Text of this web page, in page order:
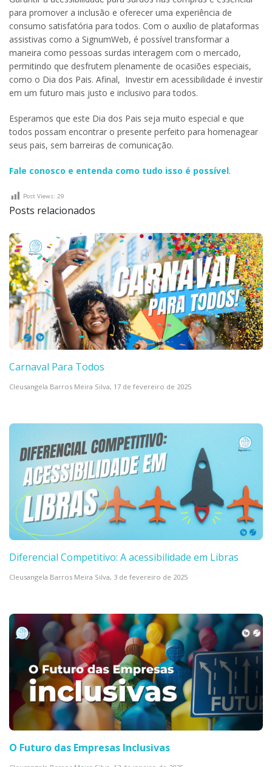
para promover a inclusão e oferecer uma experiência de
consumo satisfatória para todos. Com o auxílio de plataformas
assistivas como a SignumWeb, é possível transformar a
maneira como pessoas surdas interagem com o mercado,
permitindo que desfrutem plenamente de ocasiões especiais,
como o Dia dos Pais. Afinal, Investir em acessibilidade é investir
em um futuro mais justo e inclusivo para todos.
Esperamos que este Dia dos Pais seja muito especial e que
todos possam encontrar o presente perfeito para homenagear
seus pais, sem barreiras de comunicação.
Fale conosco e entenda como tudo isso é possível.
Post Views: 29
Posts relacionados
Carnaval Para Todos
Cleusangela Barros Meira Silva, 17 de fevereiro de 2025
Diferencial Competitivo: A acessibilidade em Libras
Cleusangela Barros Meira Silva, 3 de fevereiro de 2025
O Futuro das Empresas Inclusivas